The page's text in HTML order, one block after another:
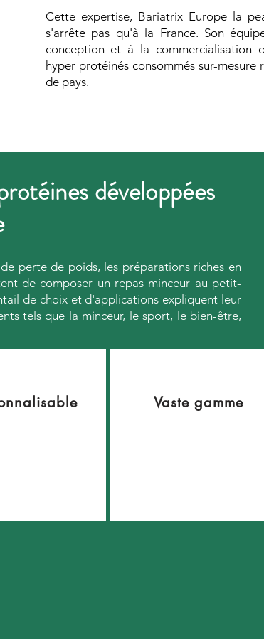
Cette expertise, Bariatrix Europe la
s'arrête pas qu'à la France. Son
conception et à la commercialisation
hyper protéinés consommés sur-
de pays.
développées
perte de poids, les préparations riches en
de composer un repas minceur au petit-
de choix et d'applications expliquent leur
tels que la minceur, le sport, le bien-être,
Vaste gamme